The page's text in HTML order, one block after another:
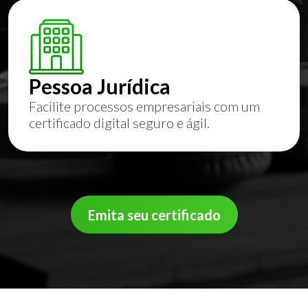
Pessoa Jurídica
Facilite processos empresariais com um
certificado digital seguro e ágil.
Emita seu certificado